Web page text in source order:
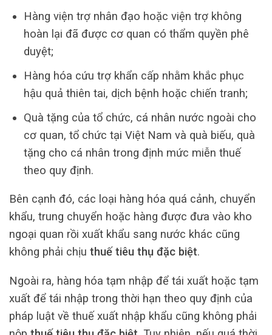
Hàng viện trợ nhân đạo hoặc viện trợ không
hoàn lại đã được cơ quan có thẩm quyền phê
duyệt;
Hàng hóa cứu trợ khẩn cấp nhằm khắc phục
hậu quả thiên tai, dịch bệnh hoặc chiến tranh;
Quà tặng của tổ chức, cá nhân nước ngoài cho
cơ quan, tổ chức tại Việt Nam và quà biếu, quà
tặng cho cá nhân trong định mức miễn thuế
theo quy định.
Bên cạnh đó, các loại hàng hóa quá cảnh, chuyển
khẩu, trung chuyển hoặc hàng được đưa vào kho
ngoại quan rồi xuất khẩu sang nước khác cũng
không phải chịu thuế tiêu thụ đặc biệt.
Ngoài ra, hàng hóa tạm nhập để tái xuất hoặc tạm
xuất để tái nhập trong thời hạn theo quy định của
pháp luật về thuế xuất nhập khẩu cũng không phải